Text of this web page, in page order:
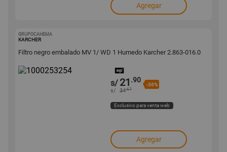
Agregar
GRUPOCAHEMA
KARCHER
Filtro negro embalado MV 1/ WD 1 Humedo Karcher 2.863-016.0
s/ 21 .90
-36%
s/ 34.67
Exclusivo para venta web
Agregar